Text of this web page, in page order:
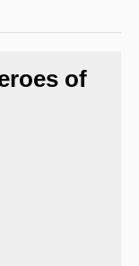
of